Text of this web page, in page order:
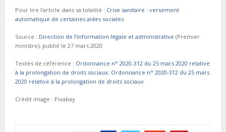
Pour lire l’article dans sa totalité : Crise sanitaire : versement
automatique de certaines aides sociales
Source : Direction de l’information légale et administrative (Premier
ministre), publié le 27 mars 2020
Textes de référence : Ordonnance n° 2020-312 du 25 mars 2020 relative
à la prolongation de droits sociaux; Ordonnance n° 2020-312 du 25 mars
2020 relative à la prolongation de droits sociaux
Crédit image : Pixabay